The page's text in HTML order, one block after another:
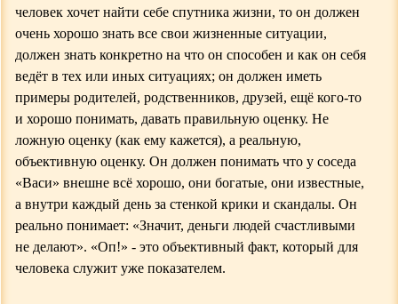
человек хочет найти себе спутника жизни, то он должен
очень хорошо знать все свои жизненные ситуации,
должен знать конкретно на что он способен и как он себя
ведёт в тех или иных ситуациях; он должен иметь
примеры родителей, родственников, друзей, ещё кого-то
и хорошо понимать, давать правильную оценку. Не
ложную оценку (как ему кажется), а реальную,
объективную оценку. Он должен понимать что у соседа
«Васи» внешне всё хорошо, они богатые, они известные,
а внутри каждый день за стенкой крики и скандалы. Он
реально понимает: «Значит, деньги людей счастливыми
не делают». «Оп!» - это объективный факт, который для
человека служит уже показателем.